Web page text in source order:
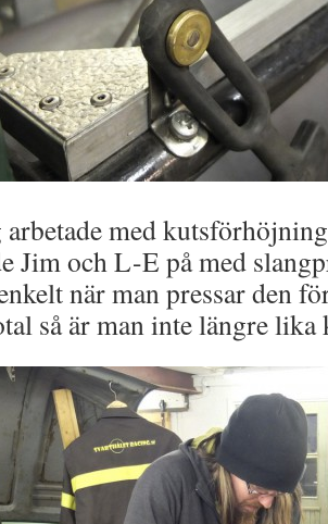
med
Jim och L-E på med
när man pressar den
så är man inte längre lika